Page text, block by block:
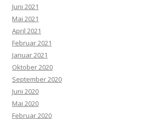
Juni 2021
Mai 2021
April 2021
Februar 2021
Januar 2021
Oktober 2020
September 2020
Juni 2020
Mai 2020
Februar 2020